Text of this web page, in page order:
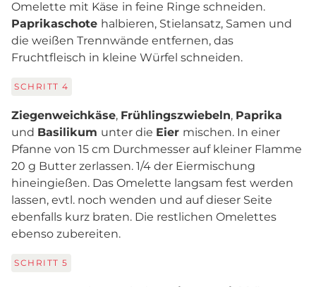
Omelette mit Käse in feine Ringe schneiden.
Paprikaschote halbieren, Stielansatz, Samen und
die weißen Trennwände entfernen, das
Fruchtfleisch in kleine Würfel schneiden.
SCHRITT 4
Ziegenweichkäse, Frühlingszwiebeln, Paprika
und Basilikum unter die Eier mischen. In einer
Pfanne von 15 cm Durchmesser auf kleiner Flamme
20 g Butter zerlassen. 1/4 der Eiermischung
hineingießen. Das Omelette langsam fest werden
lassen, evtl. noch wenden und auf dieser Seite
ebenfalls kurz braten. Die restlichen Omelettes
ebenso zubereiten.
SCHRITT 5